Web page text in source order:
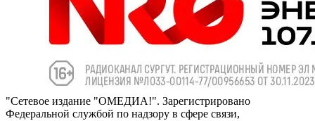
"Сетевое издание "ОМЕДИА!". Зарегистрировано
Федеральной службой по надзору в сфере связи,